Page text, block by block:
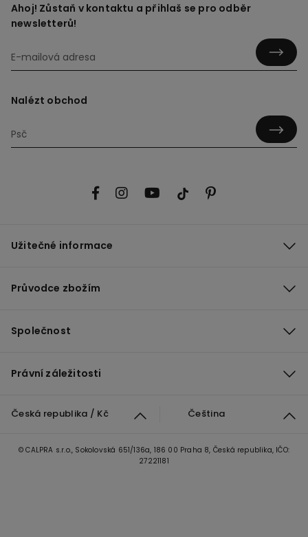
Ahoj! Zůstaň v kontaktu a přihlaš se pro odběr
newsletterů!
Nalézt obchod
Užitečné informace
Průvodce zbožím
Společnost
Právní záležitosti
Česká republika / Kč Čeština
© CALPRA s.r.o., Sokolovská 651/136a, 186 00 Praha 8, Česká republika, IČO:
27221181